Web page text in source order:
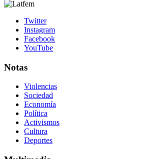
Twitter
Instagram
Facebook
YouTube
Notas
Violencias
Sociedad
Economía
Política
Activismos
Cultura
Deportes